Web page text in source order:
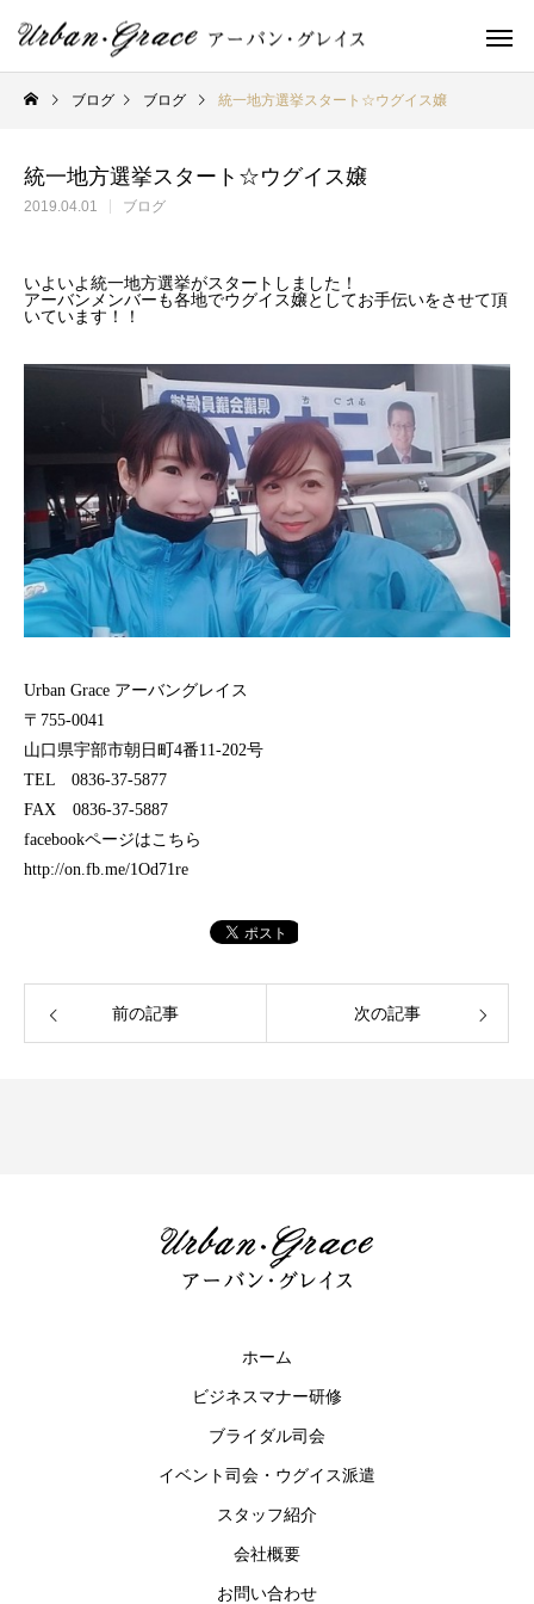
ブログ ブログ 統一地方選挙スタート☆ウグイス嬢
統一地方選挙スタート☆ウグイス嬢
2019.04.01 ブログ
いよいよ統一地方選挙がスタートしました！
アーバンメンバーも各地でウグイス嬢としてお手伝いをさせて頂
いています！！
Urban Grace アーバングレイス
〒755-0041
山口県宇部市朝日町4番11-202号
TEL 0836-37-5877
FAX 0836-37-5887
facebookページはこちら
http://on.fb.me/1Od71re
前の記事 次の記事
ホーム
ビジネスマナー研修
ブライダル司会
イベント司会・ウグイス派遣
スタッフ紹介
会社概要
お問い合わせ